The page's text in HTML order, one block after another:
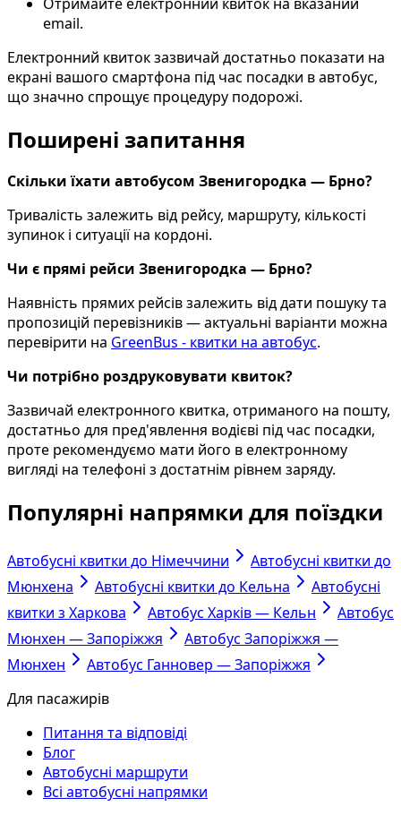
email.
Електронний квиток зазвичай достатньо показати на
екрані вашого смартфона під час посадки в автобус,
що значно спрощує процедуру подорожі.
Поширені запитання
Скільки їхати автобусом Звенигородка — Брно?
Тривалість залежить від рейсу, маршруту, кількості
зупинок і ситуації на кордоні.
Чи є прямі рейси Звенигородка — Брно?
Наявність прямих рейсів залежить від дати пошуку та
пропозицій перевізників — актуальні варіанти можна
перевірити на GreenBus - квитки на автобус.
Чи потрібно роздруковувати квиток?
Зазвичай електронного квитка, отриманого на пошту,
достатньо для пред'явлення водієві під час посадки,
проте рекомендуємо мати його в електронному
вигляді на телефоні з достатнім рівнем заряду.
Популярні напрямки для поїздки
Автобусні квитки до Німеччини
Автобусні квитки до
Мюнхена
Автобусні квитки до Кельна
Автобусні
квитки з Харкова
Автобус Харків — Кельн
Автобус
Мюнхен — Запоріжжя
Автобус Запоріжжя —
Мюнхен
Автобус Ганновер — Запоріжжя
Для пасажирів
Питання та відповіді
Блог
Автобусні маршрути
Всі автобусні напрямки